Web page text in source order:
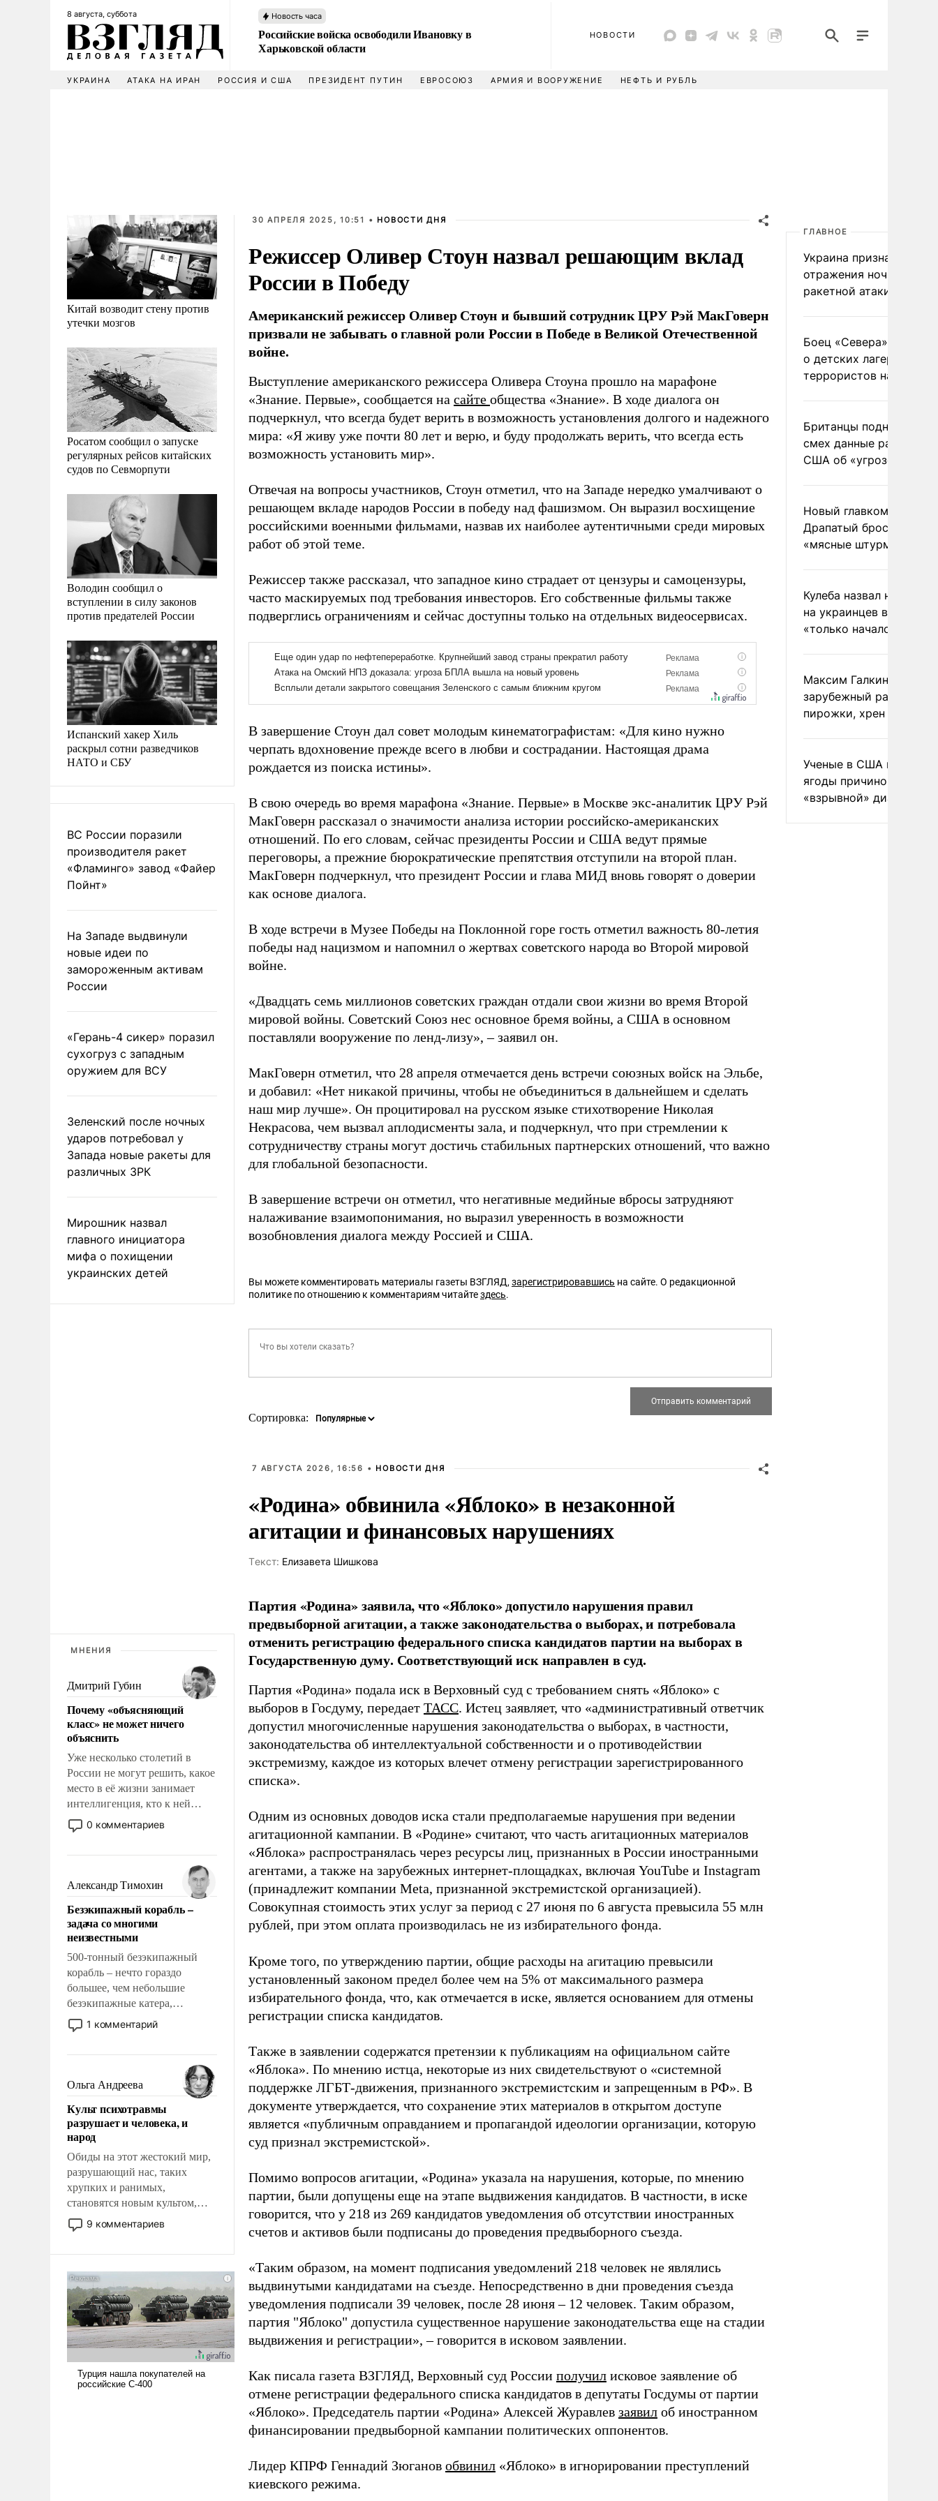
8 августа, суббота Новость часа
Российские войска освободили Ивановку в
Харьковской области
НОВОСТИ
УКРАИНА АТАКА НА ИРАН РОССИЯ И США ПРЕЗИДЕНТ ПУТИН ЕВРОСОЮЗ АРМИЯ И ВООРУЖЕНИЕ НЕФТЬ И РУБЛЬ
Китай возводит стену против
утечки мозгов
Росатом сообщил о запуске
регулярных рейсов китайских
судов по Севморпути
Володин сообщил о
вступлении в силу законов
против предателей России
Испанский хакер Хиль
раскрыл сотни разведчиков
НАТО и СБУ
ВС России поразили
производителя ракет
«Фламинго» завод «Файер
Пойнт»
На Западе выдвинули
новые идеи по
замороженным активам
России
«Герань-4 сикер» поразил
сухогруз с западным
оружием для ВСУ
Зеленский после ночных
ударов потребовал у
Запада новые ракеты для
различных ЗРК
Мирошник назвал
главного инициатора
мифа о похищении
украинских детей
МНЕНИЯ
Дмитрий Губин
Почему «объясняющий
класс» не может ничего
объяснить
Уже несколько столетий в
России не могут решить, какое
место в её жизни занимает
интеллигенция, кто к ней
принадлежит, а кого из неё
исключили с правом
чем она отличается от просто
образованных людей. Иногда
казалось, что эти вопросы
решены раз и навсегда, но –
нет, не решены.
0 комментариев
Александр Тимохин
Безэкипажный корабль –
задача со многими
неизвестными
500-тонный безэкипажный
корабль – нечто гораздо
большее, чем небольшие
безэкипажные катера,
применение которых уже
стало обыденностью. Задача по
сложна и амбициозна. Однако
и ее реализация радикально
поднимет наши боевые
возможности.
1 комментарий
Ольга Андреева
Культ психотравмы
разрушает и человека, и
народ
Обиды на этот жестокий мир,
разрушающий нас, таких
хрупких и ранимых,
становятся новым культом,
постепенно вытесняя и
отменяя традиционное
ударами судьбы, брать на себя
ответственность, помогать
слабым, идти вперед и
адаптироваться.
9 комментариев
30 АПРЕЛЯ 2025, 10:51 • НОВОСТИ ДНЯ
Режиссер Оливер Стоун назвал решающим вклад
России в Победу
Американский режиссер Оливер Стоун и бывший сотрудник ЦРУ Рэй МакГоверн
призвали не забывать о главной роли России в Победе в Великой Отечественной
войне.
Выступление американского режиссера Оливера Стоуна прошло на марафоне
«Знание. Первые», сообщается на сайте общества «Знание». В ходе диалога он
подчеркнул, что всегда будет верить в возможность установления долгого и надежного
мира: «Я живу уже почти 80 лет и верю, и буду продолжать верить, что всегда есть
возможность установить мир».
Отвечая на вопросы участников, Стоун отметил, что на Западе нередко умалчивают о
решающем вкладе народов России в победу над фашизмом. Он выразил восхищение
российскими военными фильмами, назвав их наиболее аутентичными среди мировых
работ об этой теме.
Режиссер также рассказал, что западное кино страдает от цензуры и самоцензуры,
часто маскируемых под требования инвесторов. Его собственные фильмы также
подверглись ограничениям и сейчас доступны только на отдельных видеосервисах.
В завершение Стоун дал совет молодым кинематографистам: «Для кино нужно
черпать вдохновение прежде всего в любви и сострадании. Настоящая драма
рождается из поиска истины».
В свою очередь во время марафона «Знание. Первые» в Москве экс-аналитик ЦРУ Рэй
МакГоверн рассказал о значимости анализа истории российско-американских
отношений. По его словам, сейчас президенты России и США ведут прямые
переговоры, а прежние бюрократические препятствия отступили на второй план.
МакГоверн подчеркнул, что президент России и глава МИД вновь говорят о доверии
как основе диалога.
В ходе встречи в Музее Победы на Поклонной горе гость отметил важность 80-летия
победы над нацизмом и напомнил о жертвах советского народа во Второй мировой
войне.
«Двадцать семь миллионов советских граждан отдали свои жизни во время Второй
мировой войны. Советский Союз нес основное бремя войны, а США в основном
поставляли вооружение по ленд-лизу», – заявил он.
МакГоверн отметил, что 28 апреля отмечается день встречи союзных войск на Эльбе,
и добавил: «Нет никакой причины, чтобы не объединиться в дальнейшем и сделать
наш мир лучше». Он процитировал на русском языке стихотворение Николая
Некрасова, чем вызвал аплодисменты зала, и подчеркнул, что при стремлении к
сотрудничеству страны могут достичь стабильных партнерских отношений, что важно
для глобальной безопасности.
В завершение встречи он отметил, что негативные медийные вбросы затрудняют
налаживание взаимопонимания, но выразил уверенность в возможности
возобновления диалога между Россией и США.
Вы можете комментировать материалы газеты ВЗГЛЯД, зарегистрировавшись на сайте. О редакционной
политике по отношению к комментариям читайтездесь.
Сортировка:
7 АВГУСТА 2026, 16:56 • НОВОСТИ ДНЯ
«Родина» обвинила «Яблоко» в незаконной
агитации и финансовых нарушениях
Tекст: Елизавета Шишкова
Партия «Родина» заявила, что «Яблоко» допустило нарушения правил
предвыборной агитации, а также законодательства о выборах, и потребовала
отменить регистрацию федерального списка кандидатов партии на выборах в
Государственную думу. Соответствующий иск направлен в суд.
Партия «Родина» подала иск в Верховный суд с требованием снять «Яблоко» с
выборов в Госдуму, передает ТАСС. Истец заявляет, что «административный ответчик
допустил многочисленные нарушения законодательства о выборах, в частности,
законодательства об интеллектуальной собственности и о противодействии
экстремизму, каждое из которых влечет отмену регистрации зарегистрированного
списка».
Одним из основных доводов иска стали предполагаемые нарушения при ведении
агитационной кампании. В «Родине» считают, что часть агитационных материалов
«Яблока» распространялась через ресурсы лиц, признанных в России иностранными
агентами, а также на зарубежных интернет-площадках, включая YouTube и Instagram
(принадлежит компании Meta, признанной экстремистской организацией).
Совокупная стоимость этих услуг за период с 27 июня по 6 августа превысила 55 млн
рублей, при этом оплата производилась не из избирательного фонда.
Кроме того, по утверждению партии, общие расходы на агитацию превысили
установленный законом предел более чем на 5% от максимального размера
избирательного фонда, что, как отмечается в иске, является основанием для отмены
регистрации списка кандидатов.
Также в заявлении содержатся претензии к публикациям на официальном сайте
«Яблока». По мнению истца, некоторые из них свидетельствуют о «системной
поддержке ЛГБТ-движения, признанного экстремистским и запрещенным в РФ». В
документе утверждается, что сохранение этих материалов в открытом доступе
является «публичным оправданием и пропагандой идеологии организации, которую
суд признал экстремистской».
Помимо вопросов агитации, «Родина» указала на нарушения, которые, по мнению
партии, были допущены еще на этапе выдвижения кандидатов. В частности, в иске
говорится, что у 218 из 269 кандидатов уведомления об отсутствии иностранных
счетов и активов были подписаны до проведения предвыборного съезда.
«Таким образом, на момент подписания уведомлений 218 человек не являлись
выдвинутыми кандидатами на съезде. Непосредственно в дни проведения съезда
уведомления подписали 39 человек, после 28 июня – 12 человек. Таким образом,
партия "Яблоко" допустила существенное нарушение законодательства еще на стадии
выдвижения и регистрации», – говорится в исковом заявлении.
Как писала газета ВЗГЛЯД, Верховный суд России получил исковое заявление об
отмене регистрации федерального списка кандидатов в депутаты Госдумы от партии
«Яблоко». Председатель партии «Родина» Алексей Журавлев заявил об иностранном
финансировании предвыборной кампании политических оппонентов.
Лидер КПРФ Геннадий Зюганов обвинил «Яблоко» в игнорировании преступлений
киевского режима.
ГЛАВНОЕ
Украина признала
отражения ночной
ракетной атаки
Боец «Севера»
о детских лагерях
террористов на
Британцы подняли на
смех данные разведки
США об «угрозе
Новый главком ВСУ
Драпатый бросил
«мясные штурмы»
Кулеба назвал
на украинцев в Польше
«только началом»
Максим Галкин
зарубежный райдер
пирожки, хрен и морс
Ученые в США назвали
ягоды причиной
«взрывной» диареи